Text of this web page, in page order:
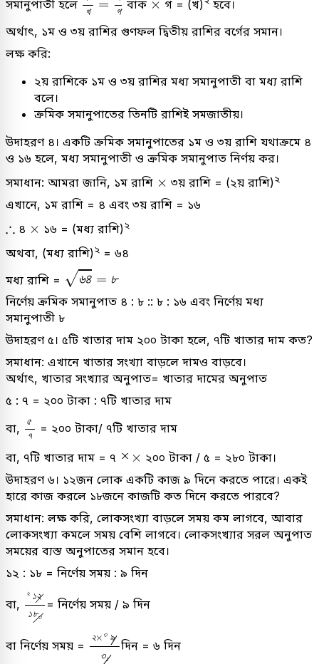
সমানুপাতী হলে
খ
=
গ
বাক × গ = (খ) হবে।
অর্থাৎ, ১ম ও ৩য় রাশির গুণফল দ্বিতীয় রাশির বর্গের সমান।
লক্ষ করি:
২য় রাশিকে ১ম ও ৩য় রাশির মধ্য সমানুপাতী বা মধ্য রাশি
বলে।
ক্রমিক সমানুপাতের তিনটি রাশিই সমজাতীয়।
উদাহরণ ৪। একটি ক্রমিক সমানুপাতের ১ম ও ৩য় রাশি যথাক্রমে ৪
ও ১৬ হলে, মধ্য সমানুপাতী ও ক্রমিক সমানুপাত নির্ণয় কর।
সমাধান: আমরা জানি, ১ম রাশি ×
× ৩য় রাশি = (২য় রাশি)২
এখানে, ১ম রাশি = ৪ এবং ৩য় রাশি = ১৬
∴
∴ ৪ ×
× ১৬ = (মধ্য রাশি)২
অথবা, (মধ্য রাশি)২ = ৬৪
মধ্য রাশি = √৬৪ = ৮
৪=৮
নির্ণেয় ক্রমিক সমানুপাত ৪ : ৮ :: ৮ : ১৬ এবং নির্ণেয় মধ্য
সমানুপাতী ৮
উদাহরণ ৫। ৫টি খাতার দাম ২০০ টাকা হলে, ৭টি খাতার দাম কত?
সমাধান: এখানে খাতার সংখ্যা বাড়লে দামও বাড়বে।
অর্থাৎ, খাতার সংখ্যার অনুপাত= খাতার দামের অনুপাত
৫ : ৭ = ২০০ টাকা : ৭টি খাতার দাম
বা,
৫
৭
৫
= ২০০ টাকা/ ৭টি খাতার দাম
বা, ৭টি খাতার দাম = ৭ ×
× ২০০ টাকা / ৫ = ২৮০ টাকা।
উদাহরণ ৬। ১২জন লোক একটি কাজ ৯ দিনে করতে পারে। একই
হারে কাজ করলে ১৮জনে কাজটি কত দিনে করতে পারবে?
সমাধান: লক্ষ করি, লোকসংখ্যা বাড়লে সময় কম লাগবে, আবার
লোকসংখ্যা কমলে সময় বেশি লাগবে। লোকসংখ্যার সরল অনুপাত
সময়ের ব্যস্ত অনুপাতের সমান হবে।
১২ : ১৮ = নির্ণেয় সময় : ৯ দিন
বা,
২ ১২
১৮৩
২
= নির্ণেয় সময় / ৯ দিন
বা নির্ণেয় সময় =
২× ৩ ৯
৩১
×৩
দিন = ৬ দিন